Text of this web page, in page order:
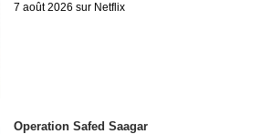
7 août 2026 sur Netflix
Operation Safed Saagar